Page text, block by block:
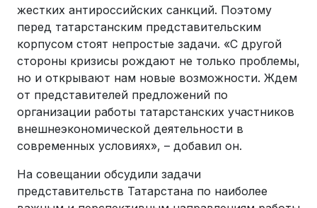
жестких антироссийских санкций. Поэтому
перед татарстанским представительским
корпусом стоят непростые задачи. «С другой
стороны кризисы рождают не только проблемы,
но и открывают нам новые возможности. Ждем
от представителей предложений по
организации работы татарстанских участников
внешнеэкономической деятельности в
современных условиях», – добавил он.
На совещании обсудили задачи
представительств Татарстана по наиболее